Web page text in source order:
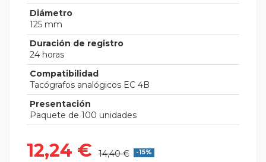
Diámetro
125 mm
Duración de registro
24 horas
Compatibilidad
Tacógrafos analógicos EC 4B
Presentación
Paquete de 100 unidades
12,24 € 14,40 € -15%